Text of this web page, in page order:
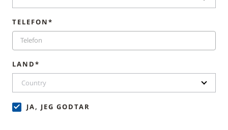
TELEFON*
LAND*
Country
JA, JEG GODTAR